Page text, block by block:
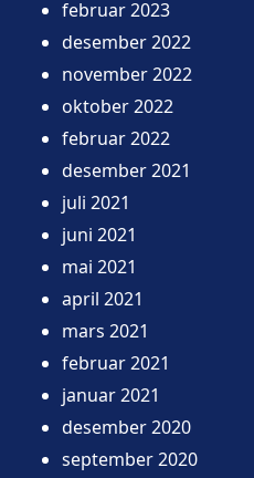
februar 2023
desember 2022
november 2022
oktober 2022
februar 2022
desember 2021
juli 2021
juni 2021
mai 2021
april 2021
mars 2021
februar 2021
januar 2021
desember 2020
september 2020